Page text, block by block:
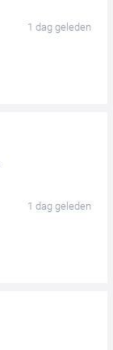
1 dag geleden
1 dag geleden